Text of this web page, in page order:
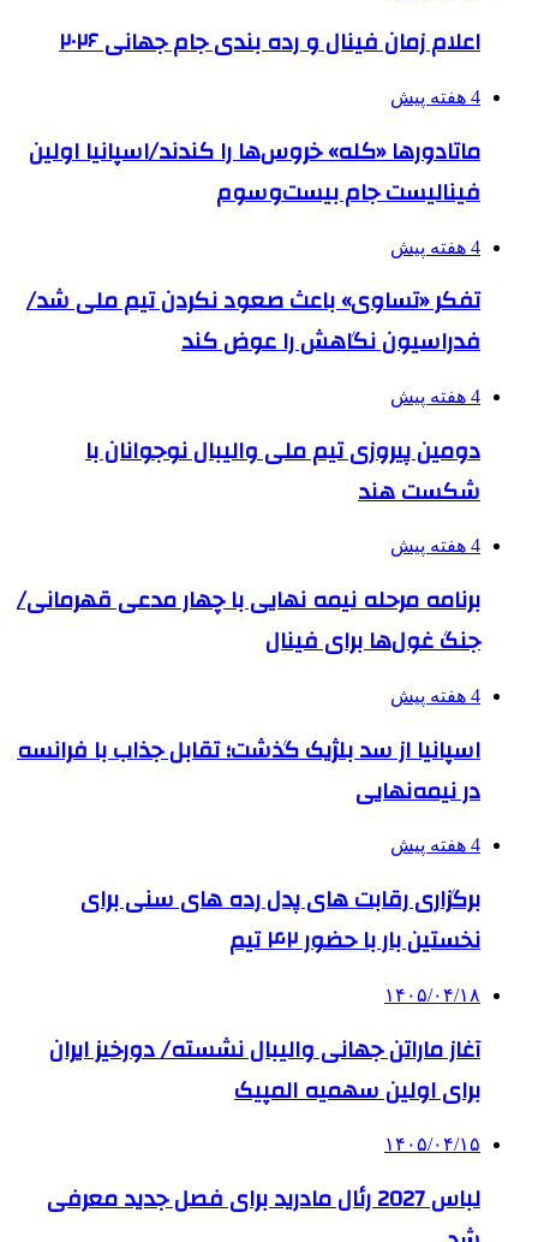
اعلام زمان فینال و رده بندی جام جهانی ۲۰۲۶
4 هفته پیش
ماتادورها «کله» خروس‌ها را کندند/اسپانیا اولین
فینالیست جام بیست‌وسوم
4 هفته پیش
تفکر «تساوی» باعث صعود نکردن تیم ملی شد/
فدراسیون نگاهش را عوض کند
4 هفته پیش
دومین پیروزی تیم ملی والیبال نوجوانان با
شکست هند
4 هفته پیش
برنامه مرحله نیمه نهایی با چهار مدعی قهرمانی/
جنگ غول‌ها برای فینال
4 هفته پیش
اسپانیا از سد بلژیک گذشت؛ تقابل جذاب با فرانسه
در نیمه‌نهایی
4 هفته پیش
برگزاری رقابت های پدل رده های سنی برای
نخستین بار با حضور ۴۲ تیم
۱۴۰۵/۰۴/۱۸
آغاز ماراتن جهانی والیبال نشسته/ دورخیز ایران
برای اولین سهمیه المپیک
۱۴۰۵/۰۴/۱۵
لباس 2027 رئال مادرید برای فصل جدید معرفی